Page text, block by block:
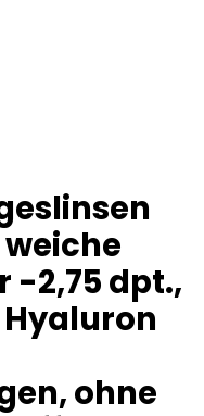
-2,75 dpt.,
ohne